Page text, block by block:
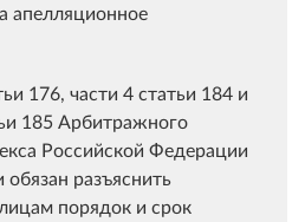
апелляционное
176, части 4 статьи 184 и
185 Арбитражного
Российской Федерации
разъяснить
порядок и срок